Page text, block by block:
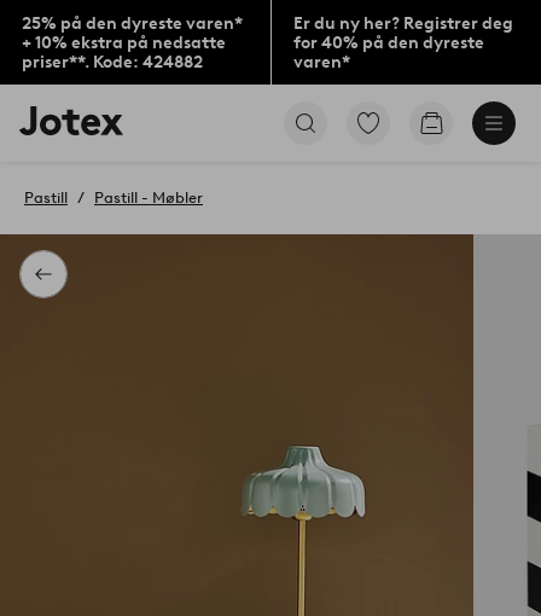
25% på den dyreste varen*
+ 10% ekstra på nedsatte
priser**. Kode: 424882
Er du ny her? Registrer deg
for 40% på den dyreste
varen*
Jotex’
logo
til
Gå
Gå
Tilbake
Pastill Pastill - Møbler